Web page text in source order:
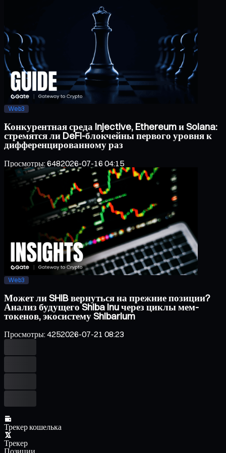
Web3
Конкурентная среда Injective, Ethereum и Solana:
стремятся ли DeFi-блокчейны первого уровня к
дифференцированному раз
Просмотры:6482026-07-16 04:15
Web3
Может ли SHIB вернуться на прежние позиции?
Анализ будущего Shiba Inu через циклы мем-
токенов, экосистему Shibarium
Просмотры:4252026-07-21 08:23
Трекер кошелька
Трекер